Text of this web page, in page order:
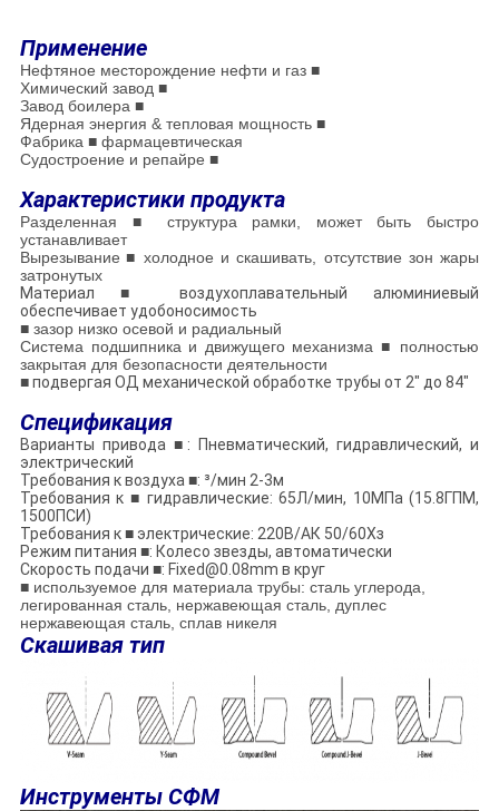
Применение
Нефтяное месторождение нефти и газ ■
Химический завод ■
Завод боилера ■
Ядерная энергия & тепловая мощность ■
Фабрика ■ фармацевтическая
Судостроение и репайре ■
Характеристики продукта
Разделенная ■ структура рамки, может быть быстро
устанавливает
Вырезывание ■ холодное и скашивать, отсутствие зон жары
затронутых
Материал■
воздухоплавательный алюминиевый
обеспечивает удобоносимость
■ зазор низко осевой и радиальный
Система подшипника и движущего механизма ■ полностью
закрытая для безопасности деятельности
■подвергая ОД механической обработке трубы от 2" до 84"
Спецификация
Варианты привода ■ : Пневматический, гидравлический, и
электрический
Требования к воздуха ■: ³/мин 2-3м
Требования к ■ гидравлические: 65Л/мин, 10МПа (15.8ГПМ,
1500ПСИ)
Требования к■электрические: 220В/АК 50/60Хз
Режим питания ■: Колесо звезды, автоматически
Скорость подачи ■: Fixed@0.08mm в круг
■ используемое для материала трубы: сталь углерода,
легированная сталь, нержавеющая сталь, дуплес
нержавеющая сталь, сплав никеля
Скашивая тип
Инструменты СФМ